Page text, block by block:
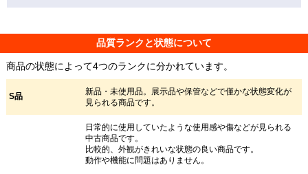
品質ランクと状態について
商品の状態によって4つのランクに分かれています。
S品
新品・未使用品。展示品や保管などで僅かな状態変化が
見られる商品です。
日常的に使用していたような使用感や傷などが見られる
中古商品です。
比較的、外観がきれいな状態の良い商品です。
動作や機能に問題はありません。